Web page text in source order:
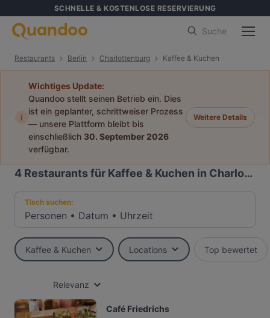
SCHNELLE & KOSTENLOSE RESERVIERUNG
Suche
Restaurants Berlin Charlottenburg Kaffee & Kuchen
i
Wichtiges Update:
Quandoo stellt seinen Betrieb ein. Dies
ist ein geplanter, schrittweiser Prozess
— unsere Plattform bleibt bis
einschließlich 30. September 2026
verfügbar.
Weitere Details
4 Restaurants für Kaffee & Kuchen in Charlottenburg, Berlin
Tisch suchen:
Personen • Datum • Uhrzeit
Kaffee & Kuchen Locations Top bewertet
Relevanz
Café Friedrichs